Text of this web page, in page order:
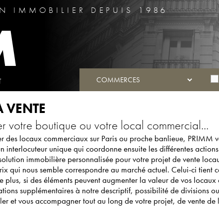
IMMOBILIER DEPUIS 1986
VENTE
votre boutique ou votre local commercial…
des locaux commerciaux sur Paris ou proche banlieue,
interlocuteur unique qui coordonne ensuite les différentes
immobilière personnalisée pour votre projet de vente
qui nous semble correspondre au marché actuel. Celui-ci
plus, si des éléments peuvent augmenter la valeur de vos
supplémentaires à notre descriptif, possibilité de divisions
et vous accompagner tout au long de votre projet, de vente de